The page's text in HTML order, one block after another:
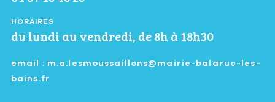
HORAIRES
du lundi au vendredi, de 8h à 18h30
email : m.a.lesmoussaillons@mairie-balaruc-les-
bains.fr